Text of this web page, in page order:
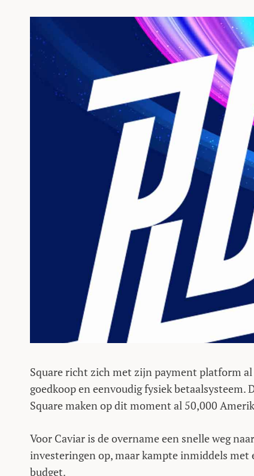
Square richt zich met zijn payment platform
goedkoop en eenvoudig fysiek
Square maken op dit moment al 50,000
Voor Caviar is de overname een snelle weg
investeringen op, maar kampte inmiddels
budget.